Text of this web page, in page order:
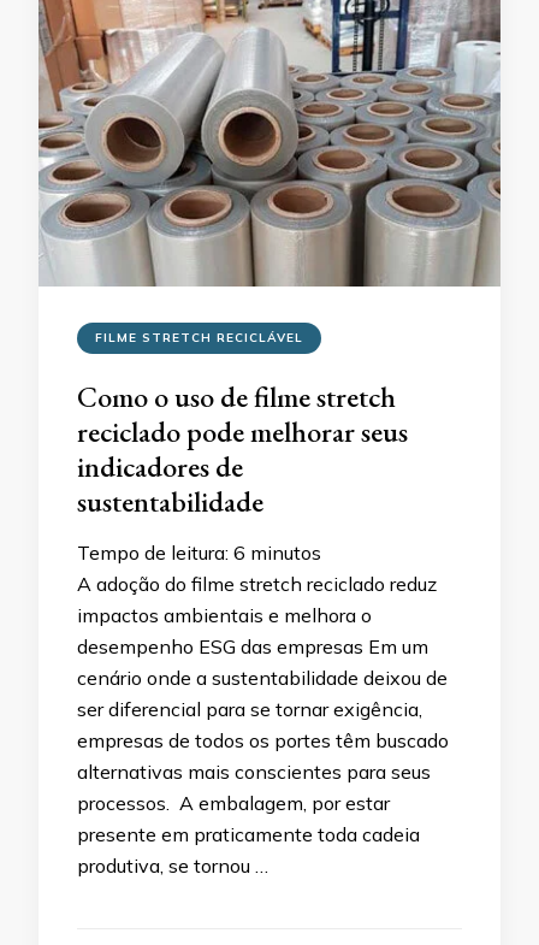
FILME STRETCH RECICLÁVEL
Como o uso de filme stretch
reciclado pode melhorar seus
indicadores de
sustentabilidade
Tempo de leitura: 6 minutos
A adoção do filme stretch reciclado reduz
impactos ambientais e melhora o
desempenho ESG das empresas Em um
cenário onde a sustentabilidade deixou de
ser diferencial para se tornar exigência,
empresas de todos os portes têm buscado
alternativas mais conscientes para seus
processos. A embalagem, por estar
presente em praticamente toda cadeia
produtiva, se tornou …